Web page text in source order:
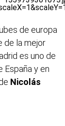
de europa
de la mejor
es uno de
España y en
Nicolás